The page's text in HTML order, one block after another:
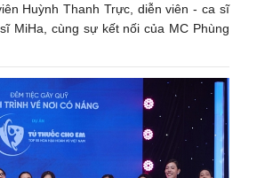
Huỳnh Thanh Trực, diễn viên - ca sĩ
MiHa, cùng sự kết nối của MC Phùng